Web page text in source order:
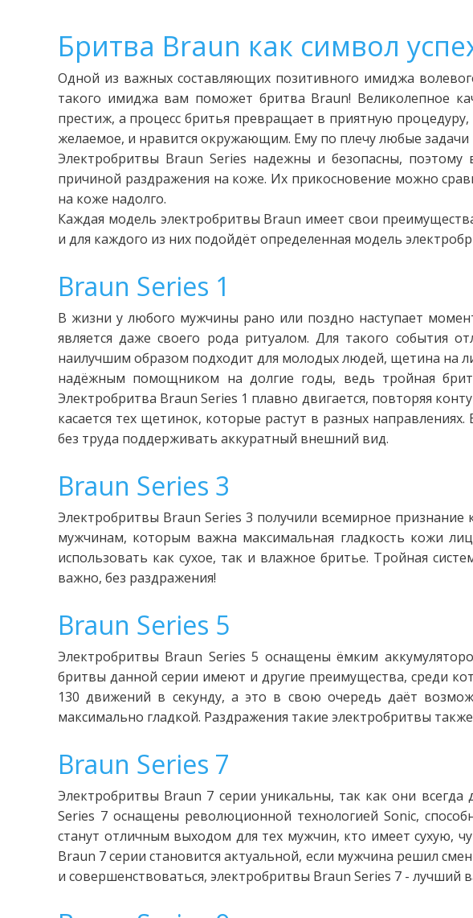
Бритва Braun как символ
Одной из важных составляющих позитивного имиджа
такого имиджа вам поможет бритва Braun! Великолепное
престиж, а процесс бритья превращает в приятную
желаемое, и нравится окружающим. Ему по плечу любые задачи
Электробритвы Braun Series надежны и безопасны,
причиной раздражения на коже. Их прикосновение можно
на коже надолго.
Каждая модель электробритвы Braun имеет свои
и для каждого из них подойдёт определенная модель
Braun Series 1
В жизни у любого мужчины рано или поздно наступает
является даже своего рода ритуалом. Для такого события
наилучшим образом подходит для молодых людей, щетина на
надёжным помощником на долгие годы, ведь тройная
Электробритва Braun Series 1 плавно двигается, повторяя
касается тех щетинок, которые растут в разных
без труда поддерживать аккуратный внешний вид.
Braun Series 3
Электробритвы Braun Series 3 получили всемирное
мужчинам, которым важна максимальная гладкость кожи
использовать как сухое, так и влажное бритье. Тройная
важно, без раздражения!
Braun Series 5
Электробритвы Braun Series 5 оснащены ёмким
бритвы данной серии имеют и другие преимущества, среди
130 движений в секунду, а это в свою очередь даёт
максимально гладкой. Раздражения такие электробритвы
Braun Series 7
Электробритвы Braun 7 серии уникальны, так как они
Series 7 оснащены революционной технологией Sonic,
станут отличным выходом для тех мужчин, кто имеет сухую,
Braun 7 серии становится актуальной, если мужчина решил
и совершенствоваться, электробритвы Braun Series 7 - лучший